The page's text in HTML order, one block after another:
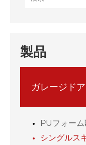
製品
ガレージドア
PUフォー
シングルス